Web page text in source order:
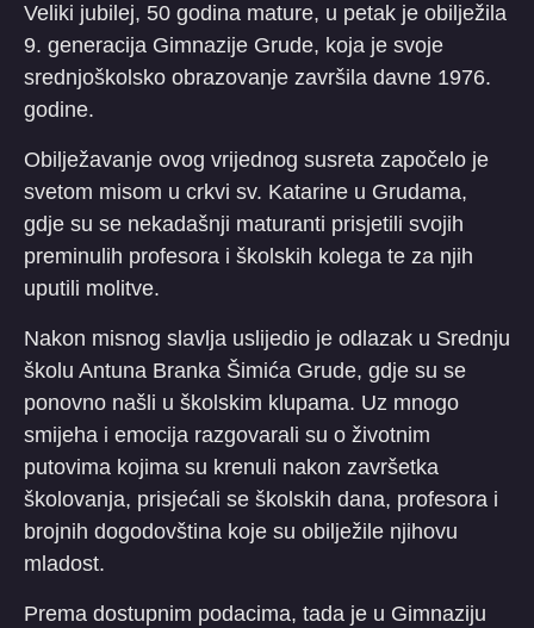
Veliki jubilej, 50 godina mature, u petak je obilježila
9. generacija Gimnazije Grude, koja je svoje
srednjoškolsko obrazovanje završila davne 1976.
godine.
Obilježavanje ovog vrijednog susreta započelo je
svetom misom u crkvi sv. Katarine u Grudama,
gdje su se nekadašnji maturanti prisjetili svojih
preminulih profesora i školskih kolega te za njih
uputili molitve.
Nakon misnog slavlja uslijedio je odlazak u Srednju
školu Antuna Branka Šimića Grude, gdje su se
ponovno našli u školskim klupama. Uz mnogo
smijeha i emocija razgovarali su o životnim
putovima kojima su krenuli nakon završetka
školovanja, prisjećali se školskih dana, profesora i
brojnih dogodovština koje su obilježile njihovu
mladost.
Prema dostupnim podacima, tada je u Gimnaziju